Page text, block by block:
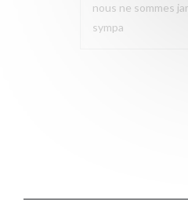
nous ne sommes
sympa